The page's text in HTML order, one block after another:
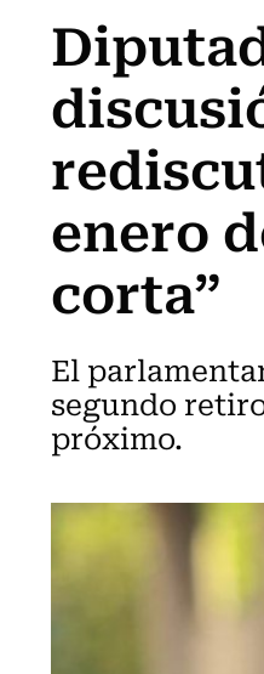
enero
corta”
El
segundo
próximo.